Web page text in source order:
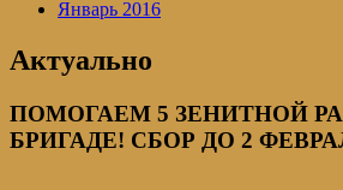
Январь 2016
Актуально
ПОМОГАЕМ 5 ЗЕНИТНОЙ
БРИГАДЕ! СБОР ДО 2